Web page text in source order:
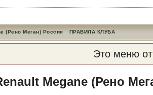
(Рено Меган) Россия ПРАВИЛА КЛУБА
Это меню
Megane (Рено